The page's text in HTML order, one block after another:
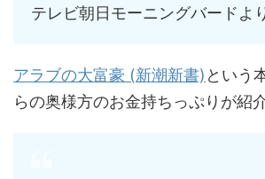
テレビ朝日モーニングバードよ
アラブの大富豪 (新潮新書) という
らの奥様方のお金持ちっぷりが紹